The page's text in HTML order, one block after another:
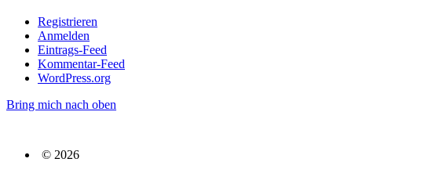
Registrieren
Anmelden
Eintrags-Feed
Kommentar-Feed
WordPress.org
Bring mich nach oben
© 2026